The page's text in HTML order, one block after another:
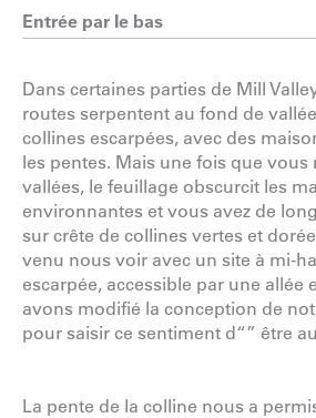
Entrée par le bas
Dans certaines parties de Mill
routes serpentent au fond de
collines escarpées, avec des
les pentes. Mais une fois que vous
vallées, le feuillage obscurcit les
environnantes et vous avez de
sur crête de collines vertes et
venu nous voir avec un site à mi-
escarpée, accessible par une allée
avons modifié la conception de
pour saisir ce sentiment d“” être
La pente de la colline nous a